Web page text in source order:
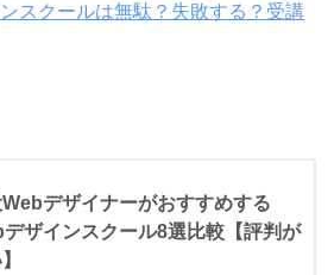
スクールは無駄？失敗する？受講
デザイナーがおすすめする
ザインスクール8選比較【評判が